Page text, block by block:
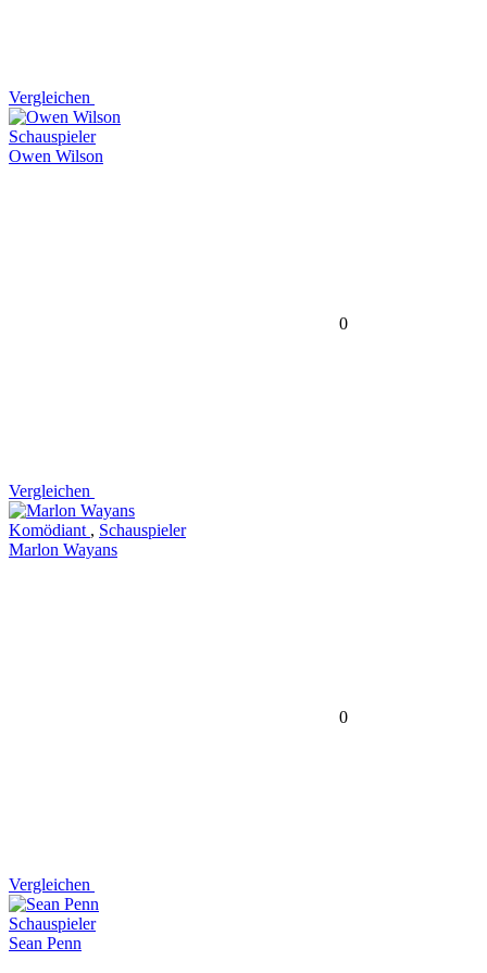
Vergleichen
Schauspieler
Owen Wilson
0
Vergleichen
Komödiant , Schauspieler
Marlon Wayans
0
Vergleichen
Schauspieler
Sean Penn